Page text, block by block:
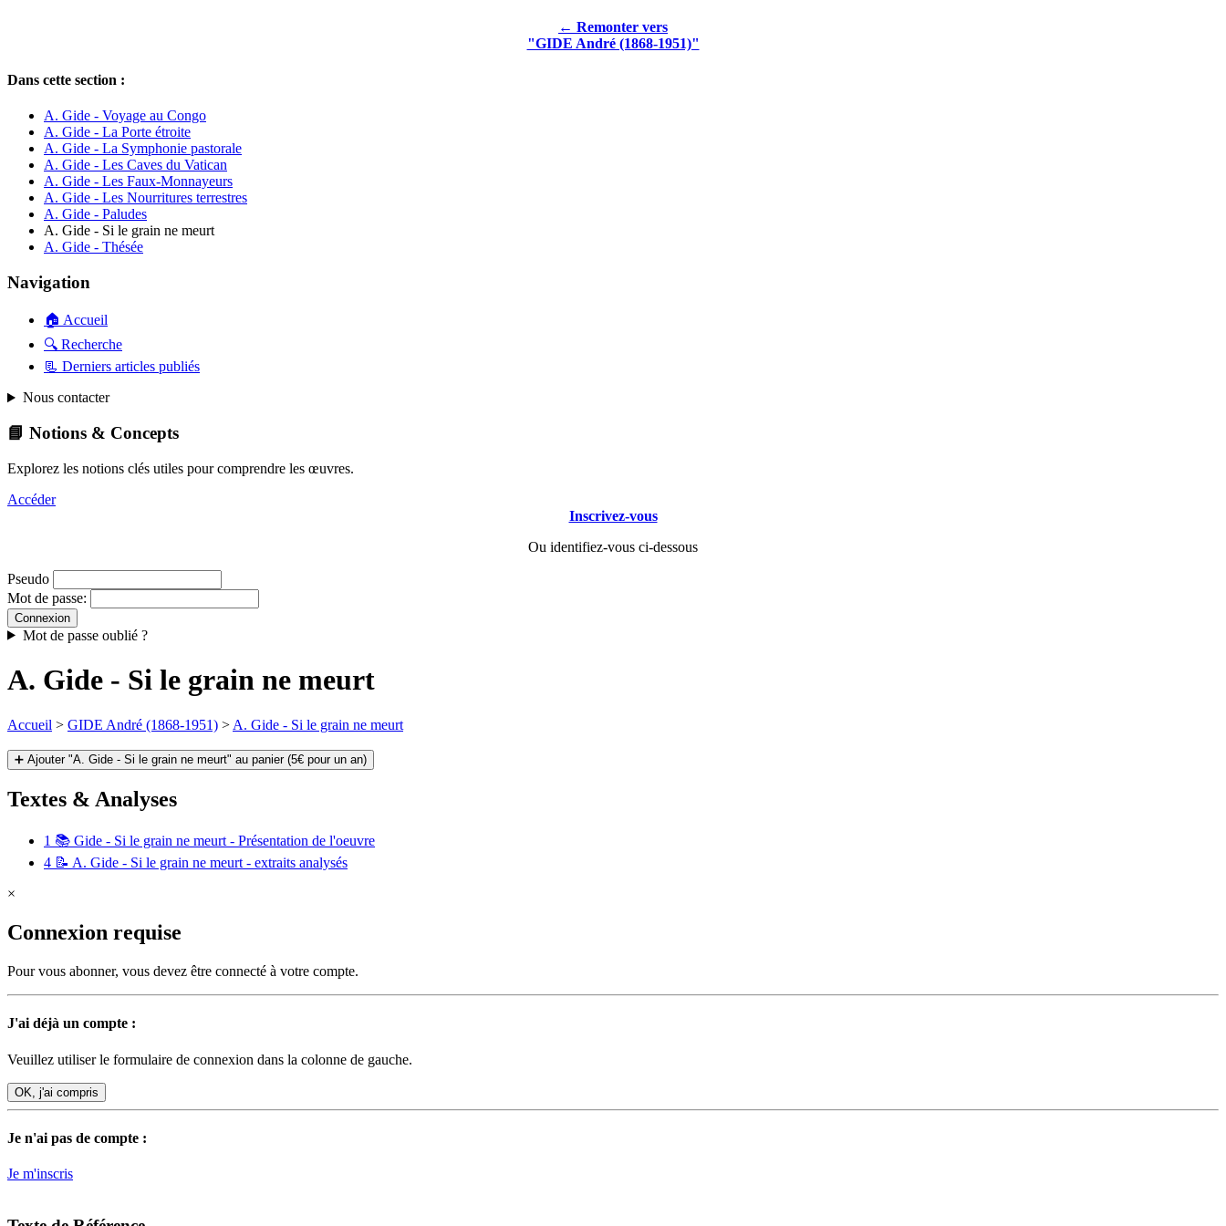
← Remonter vers
"GIDE André (1868-1951)"
Dans cette section :
A. Gide - Voyage au Congo
A. Gide - La Porte étroite
A. Gide - La Symphonie pastorale
A. Gide - Les Caves du Vatican
A. Gide - Les Faux-Monnayeurs
A. Gide - Les Nourritures terrestres
A. Gide - Paludes
A. Gide - Si le grain ne meurt
A. Gide - Thésée
Navigation
🏠 Accueil
🔍 Recherche
📃 Derniers articles publiés
Nous contacter
📘 Notions & Concepts
Explorez les notions clés utiles pour comprendre les œuvres.
Accéder
Inscrivez-vous
Ou identifiez-vous ci-dessous
Pseudo
Mot de passe:
Mot de passe oublié ?
A. Gide - Si le grain ne meurt
Accueil > GIDE André (1868-1951) > A. Gide - Si le grain ne meurt
➕ Ajouter "A. Gide - Si le grain ne meurt" au panier (5€ pour un an)
Textes & Analyses
1 📚 Gide - Si le grain ne meurt - Présentation de l'oeuvre
4 📝 A. Gide - Si le grain ne meurt - extraits analysés
×
Connexion requise
Pour vous abonner, vous devez être connecté à votre compte.
J'ai déjà un compte :
Veuillez utiliser le formulaire de connexion dans la colonne de gauche.
OK, j'ai compris
Je n'ai pas de compte :
Je m'inscris